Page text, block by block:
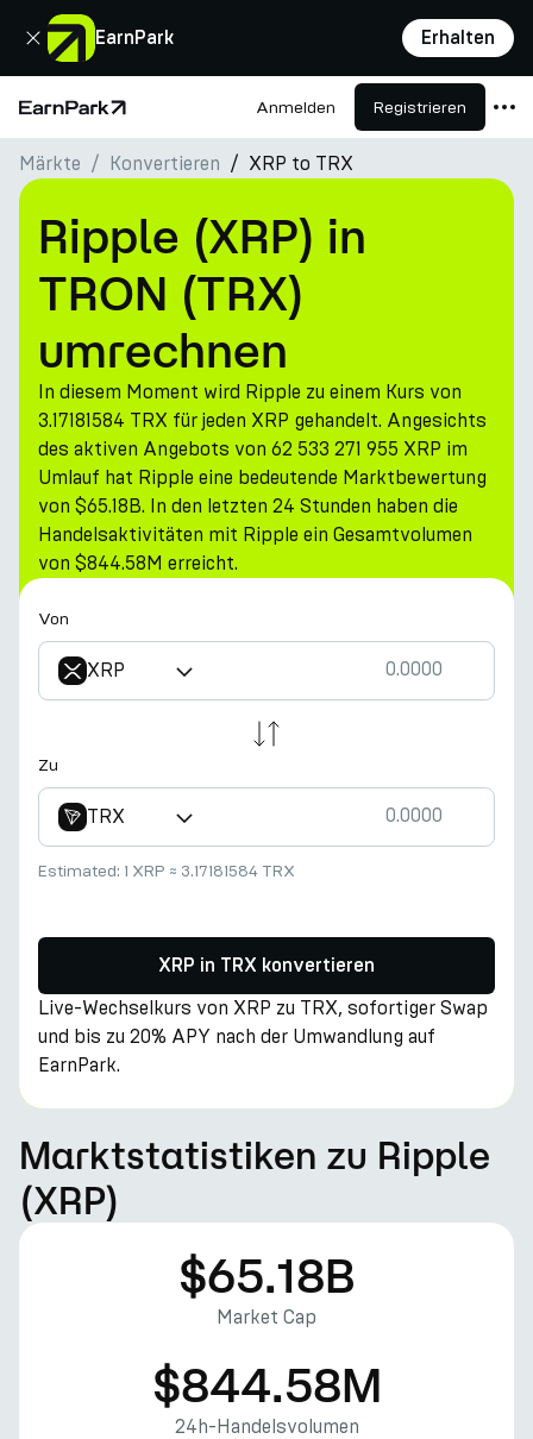
EarnPark Erhalten
Schließen
Startseite Anmelden Registrieren
Produkte
Märkte
Rechner
PARK Token
Ressourcen
Unternehmen
Märkte Konvertieren XRP to TRX
Ripple (XRP) in
TRON (TRX)
umrechnen
In diesem Moment wird Ripple zu einem Kurs von
3.17181584 TRX für jeden XRP gehandelt. Angesichts
des aktiven Angebots von 62 533 271 955 XRP im
Umlauf hat Ripple eine bedeutende Marktbewertung
von $65.18B. In den letzten 24 Stunden haben die
Handelsaktivitäten mit Ripple ein Gesamtvolumen
von $844.58M erreicht.
Von
XRP
Zu
TRX
Estimated: 1 XRP ≈ 3.17181584 TRX
XRP in TRX konvertieren
Live-Wechselkurs von XRP zu TRX, sofortiger Swap
und bis zu 20% APY nach der Umwandlung auf
EarnPark.
Marktstatistiken zu Ripple
(XRP)
$65.18B
Market Cap
$844.58M
24h-Handelsvolumen